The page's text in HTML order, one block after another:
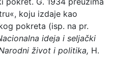
koju izdaje kao
pokreta (isp. na pr.
ideja i seljački
život i politika, H.